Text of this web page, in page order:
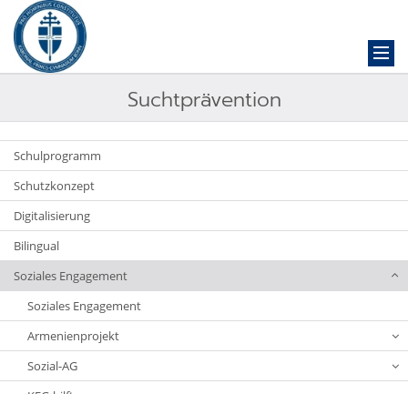
Suchtprävention
Schulprogramm
Schutzkonzept
Digitalisierung
Bilingual
Soziales Engagement
Soziales Engagement
Armenienprojekt
Sozial-AG